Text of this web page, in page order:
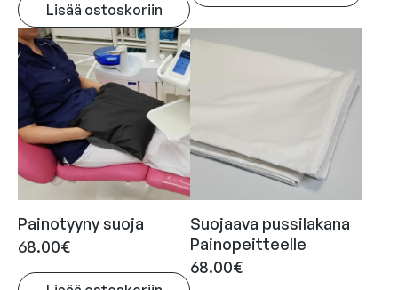
Lisää ostoskoriin
Painotyyny suoja
68.00€
Suojaava pussilakana
Painopeitteelle
68.00€